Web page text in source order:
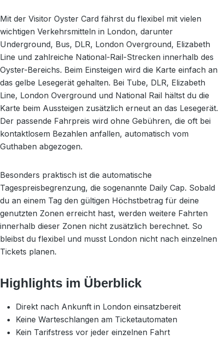
Mit der Visitor Oyster Card fährst du flexibel mit vielen
wichtigen Verkehrsmitteln in London, darunter
Underground, Bus, DLR, London Overground, Elizabeth
Line und zahlreiche National-Rail-Strecken innerhalb des
Oyster-Bereichs. Beim Einsteigen wird die Karte einfach an
das gelbe Lesegerät gehalten. Bei Tube, DLR, Elizabeth
Line, London Overground und National Rail hältst du die
Karte beim Aussteigen zusätzlich erneut an das Lesegerät.
Der passende Fahrpreis wird ohne Gebühren, die oft bei
kontaktlosem Bezahlen anfallen, automatisch vom
Guthaben abgezogen.
Besonders praktisch ist die automatische
Tagespreisbegrenzung, die sogenannte Daily Cap. Sobald
du an einem Tag den gültigen Höchstbetrag für deine
genutzten Zonen erreicht hast, werden weitere Fahrten
innerhalb dieser Zonen nicht zusätzlich berechnet. So
bleibst du flexibel und musst London nicht nach einzelnen
Tickets planen.
Highlights im Überblick
Direkt nach Ankunft in London einsatzbereit
Keine Warteschlangen am Ticketautomaten
Kein Tarifstress vor jeder einzelnen Fahrt